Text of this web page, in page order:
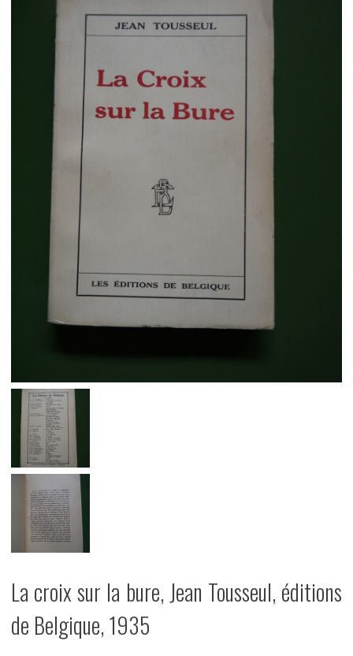
La croix sur la bure, Jean Tousseul, éditions
de Belgique, 1935